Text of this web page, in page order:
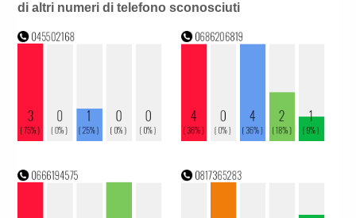
di altri numeri di telefono sconosciuti